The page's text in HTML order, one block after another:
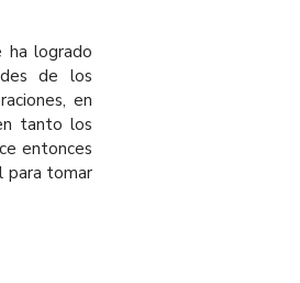
ha logrado
de los
en
tanto los
entonces
para tomar